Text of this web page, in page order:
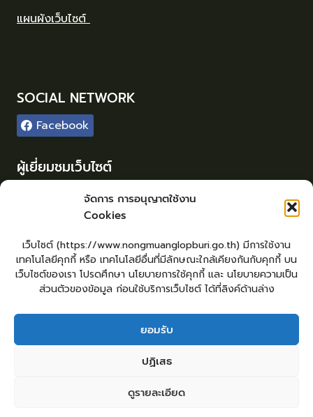
จัดการ การอนุญาตใช้งาน
Cookies
เว็บไซต์ (https://www.nongmuanglopburi.go.th) มีการใช้งาน
เทคโนโลยีคุกกี้ หรือ เทคโนโลยีอื่นที่มีลักษณะใกล้เคียงกันกับคุกกี้ บน
เว็บไซต์ของเรา โปรดศึกษา นโยบายการใช้คุกกี้ และ นโยบายความเป็น
ส่วนตัวของข้อมูล ก่อนใช้บริการเว็บไซต์ ได้ที่ลิงค์ด้านล่าง
ยอมรับ
ปฏิเสธ
ดูรายละเอียด
แผนผังเว็บไซต์
SOCIAL NETWORK
Facebook
ผู้เยี่ยมชมเว็บไซต์
12
เข้าสู่ระบบ
จัดทำเว็บไซต์
lopburiwebdesign.com
ยื่นแบบคำร้องทั่วไป
ร้องเรียน – ร้องทุกข์ ให้คำแนะนำ ข้อเสนอแนะ
แจ้งเรื่องร้องเรียนการทุจริต
คู่มือประชาชน
ศูนย์ข้อมูลข่าวสาร หน่วยงาน
กระดานสนทนา